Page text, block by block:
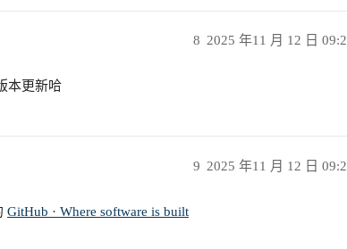
2025 年11 月 12 日
8
本更新哈
2025 年11 月 12 日
9
GitHub · Where software is built